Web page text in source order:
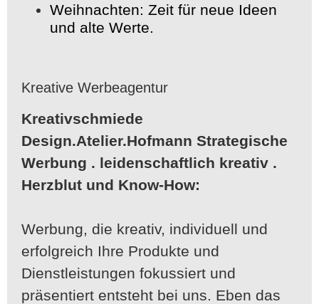
Weihnachten: Zeit für neue Ideen
und alte Werte.
Kreative Werbeagentur
Kreativschmiede
Design.Atelier.Hofmann Strategische
Werbung . leidenschaftlich kreativ .
Herzblut und Know-How:
Werbung, die kreativ, individuell und
erfolgreich Ihre Produkte und
Dienstleistungen fokussiert und
präsentiert entsteht bei uns. Eben das